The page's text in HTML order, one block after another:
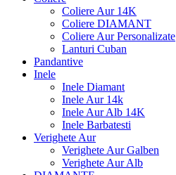
Coliere Aur 14K
Coliere DIAMANT
Coliere Aur Personalizate
Lanturi Cuban
Pandantive
Inele
Inele Diamant
Inele Aur 14k
Inele Aur Alb 14K
Inele Barbatesti
Verighete Aur
Verighete Aur Galben
Verighete Aur Alb